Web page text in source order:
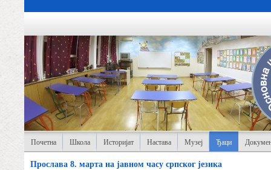
Почетна Школа Историјат Настава Музеј Ђаци
Прослава 8. марта на јавном часу српског језика